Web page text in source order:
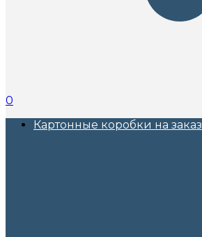
0
Картонные коробки на заказ